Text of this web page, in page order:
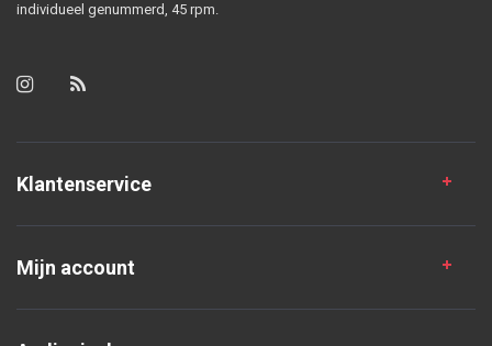
individueel genummerd, 45 rpm.
Klantenservice
Mijn account